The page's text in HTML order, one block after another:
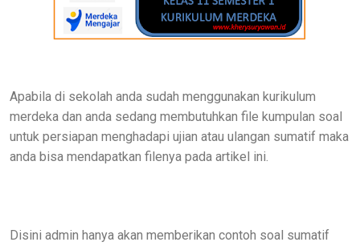
Apabila di sekolah anda sudah menggunakan kurikulum
merdeka dan anda sedang membutuhkan file kumpulan soal
untuk persiapan menghadapi ujian atau ulangan sumatif maka
anda bisa mendapatkan filenya pada artikel ini.
Disini admin hanya akan memberikan contoh soal sumatif